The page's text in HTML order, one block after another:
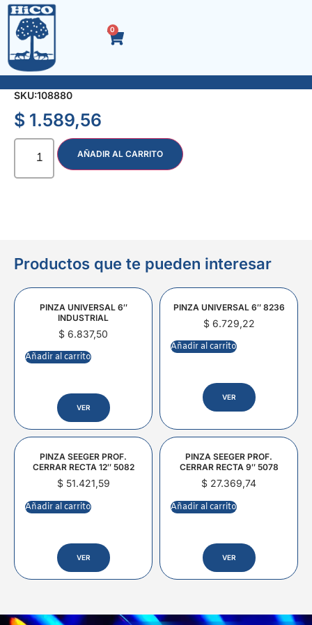
0
SEMILLA Nº 7 x 75 gr.
SKU:108880
$ 1.589,56
AÑADIR AL CARRITO
Productos que te pueden interesar
PINZA UNIVERSAL 6″
INDUSTRIAL
$ 6.837,50
Añadir al carrito
VER
PINZA UNIVERSAL 6″ 8236
$6.729,22
Añadir al carrito
VER
PINZA SEEGER PROF.
CERRAR RECTA 12″ 5082
$51.421,59
Añadir al carrito
VER
PINZA SEEGER PROF.
CERRAR RECTA 9″ 5078
$ 27.369,74
Añadir al carrito
VER